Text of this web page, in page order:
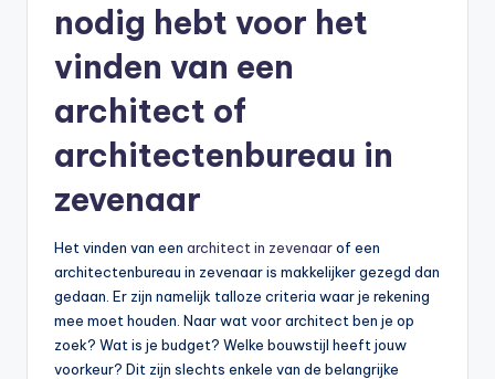
nodig hebt voor het
vinden van een
architect of
architectenbureau in
zevenaar
Het vinden van een architect in zevenaarof een
architectenbureau in zevenaar is makkelijker gezegd dan
gedaan. Er zijn namelijk talloze criteria waar je rekening
mee moet houden. Naar wat voor architect ben je op
zoek? Wat is je budget? Welke bouwstijl heeft jouw
voorkeur? Dit zijn slechts enkele van de belangrijke